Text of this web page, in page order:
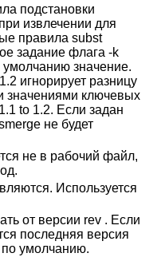
подстановки
извлечении для
правила subst
задание флага -k
значение.
игнорирует разницу
значениями ключевых
to 1.2. Если задан
не будет
не в рабочий файл,
Используется
от версии rev . Если
последняя версия
по умолчанию.